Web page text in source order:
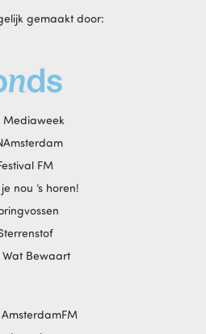
gemaakt door:
Mediaweek
FM
nou ‘s horen!
Wat Bewaart